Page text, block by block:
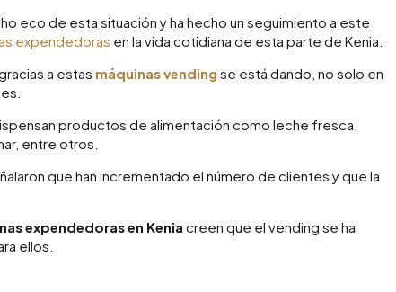
eco de esta situación y ha hecho un seguimiento a este
expendedoras en la vida cotidiana de esta parte de Kenia.
a estas máquinas vending se está dando, no solo en
productos de alimentación como leche fresca,
entre otros.
que han incrementado el número de clientes y que la
expendedoras en Kenia creen que el vending se ha
ellos.